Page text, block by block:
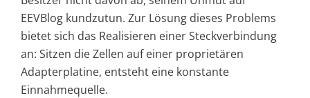
EEVBlog kundzutun. Zur Lösung dieses Problems
bietet sich das Realisieren einer Steckverbindung
an: Sitzen die Zellen auf einer proprietären
Adapterplatine, entsteht eine konstante
Einnahmequelle.